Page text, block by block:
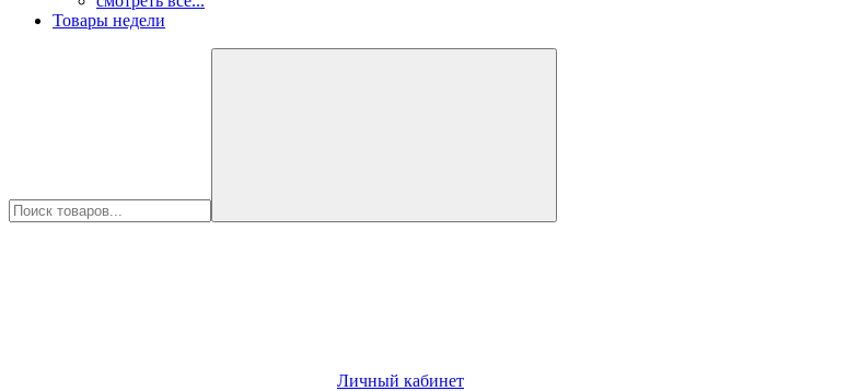
Товары недели
Личный кабинет